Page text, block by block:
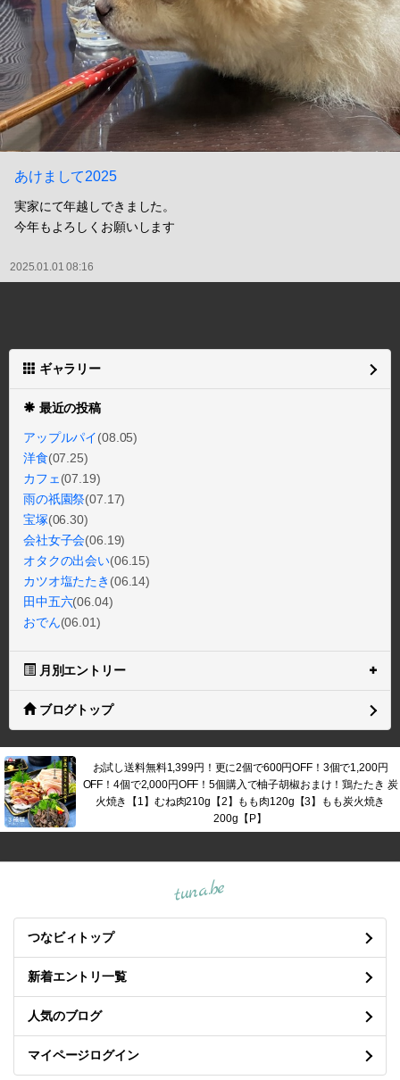
あけまして2025
実家にて年越しできました。
今年もよろしくお願いします
2025.01.01 08:16
ギャラリー
最近の投稿
アップルパイ(08.05)
洋食(07.25)
カフェ (07.19)
雨の祇園祭(07.17)
宝塚(06.30)
会社女子会(06.19)
オタクの出会い(06.15)
カツオ塩たたき (06.14)
田中五六(06.04)
おでん(06.01)
月別エントリー
ブログトップ
お試し送料無料1,399円！更に2個で600円OFF！3個で1,200円
OFF！4個で2,000円OFF！5個購入で柚子胡椒おまけ！鶏たたき 炭
火焼き【1】むね肉210g【2】もも肉120g【3】もも炭火焼き
200g【P】
tuna.be
つなビィトップ
新着エントリ一覧
人気のブログ
マイページログイン